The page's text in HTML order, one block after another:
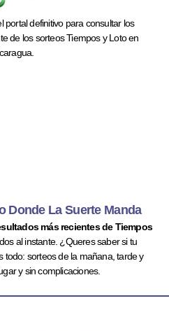
portal definitivo para consultar los
de los sorteos Tiempos y Loto en
Donde La Suerte Manda
más recientes de Tiempos
al instante. ¿Queres saber si tu
todo: sorteos de la mañana, tarde y
y sin complicaciones.